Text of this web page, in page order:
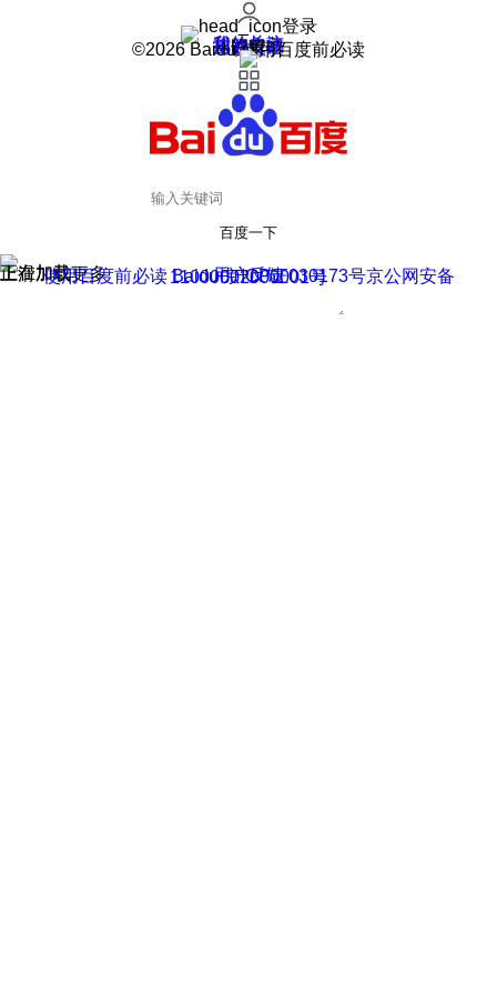
登录
我的关注
我的收藏
皮肤中心
用户反馈
设置
©2026 Baidu 使用百度前必读
百度一下
正在加载
上滑加载更多 用户反馈
使用百度前必读 Baidu 京ICP证030173号
京公网安备11000002000001号